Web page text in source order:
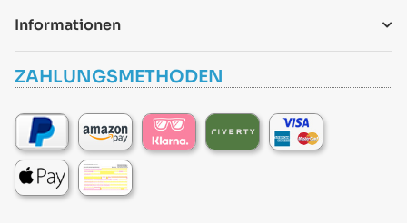
Informationen
ZAHLUNGSMETHODEN